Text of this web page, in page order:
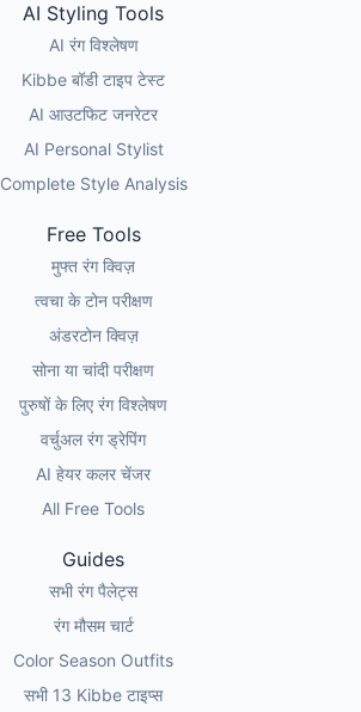
AI Styling Tools
AI रंग विश्लेषण
Kibbe बॉडी टाइप टेस्ट
AI आउटफिट जनरेटर
AI Personal Stylist
Complete Style Analysis
Free Tools
मुफ्त रंग क्विज़
त्वचा के टोन परीक्षण
अंडरटोन क्विज़
सोना या चांदी परीक्षण
पुरुषों के लिए रंग विश्लेषण
वर्चुअल रंग ड्रेपिंग
AI हेयर कलर चेंजर
All Free Tools
Guides
सभी रंग पैलेट्स
रंग मौसम चार्ट
Color Season Outfits
सभी 13 Kibbe टाइप्स